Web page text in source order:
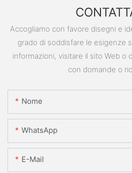
Accogliamo con favore disegni e
grado di soddisfare le esigenze
informazioni, visitare il sito Web o
con domande o
Nome
WhatsApp
E-Mail